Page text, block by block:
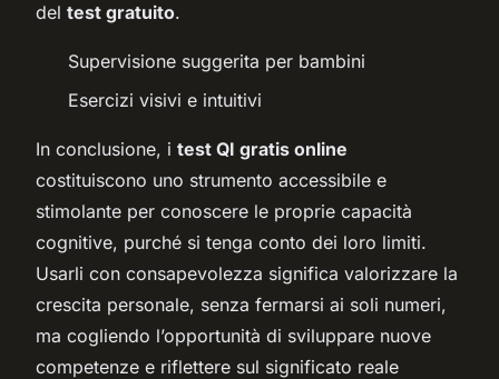
del test gratuito.
Supervisione suggerita per bambini
Esercizi visivi e intuitivi
In conclusione, i test QI gratis online
costituiscono uno strumento accessibile e
stimolante per conoscere le proprie capacità
cognitive, purché si tenga conto dei loro limiti.
Usarli con consapevolezza significa valorizzare la
crescita personale, senza fermarsi ai soli numeri,
ma cogliendo l’opportunità di sviluppare nuove
competenze e riflettere sul significato reale